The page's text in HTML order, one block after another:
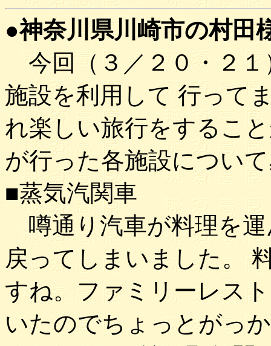
●神奈川県川崎市の村田
今回（３／２０・２１
施設を利用して 行って
れ楽しい旅行をするこ
が行った各施設につい
■蒸気汽関車
噂通り汽車が料理を
戻ってしまいました。
すね。ファミリーレス
いたのでちょっとがっ